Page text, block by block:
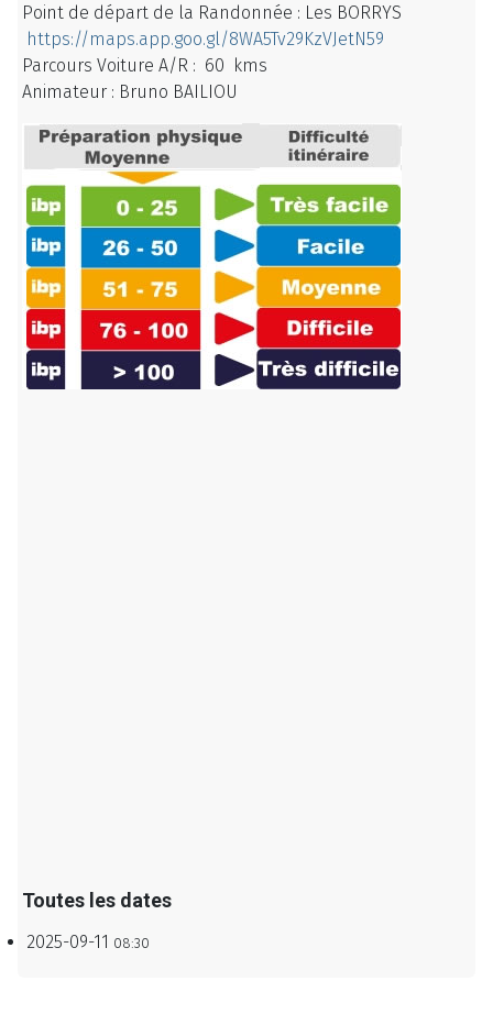
Point de départ de la Randonnée : Les BORRYS
https://maps.app.goo.gl/8WA5Tv29KzVJetN59
Parcours Voiture A/R : 60 kms
Animateur : Bruno BAILIOU
Toutes les dates
2025-09-11 08:30